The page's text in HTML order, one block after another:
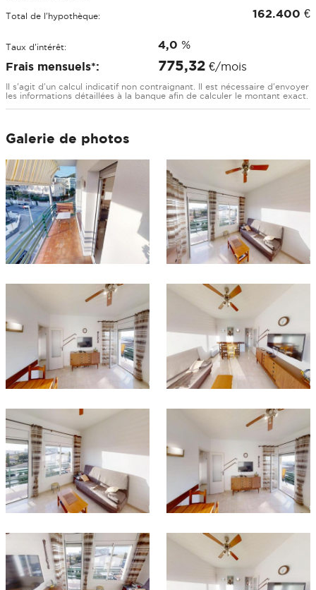
Total de l'hypothèque: 162.400 €
Taux d'intérêt: 4,0 %
Frais mensuels*:
775,32 €/mois
Il s'agit d'un calcul indicatif non contraignant. Il est nécessaire d'envoyer
les informations détaillées à la banque afin de calculer le montant exact.
Galerie de photos